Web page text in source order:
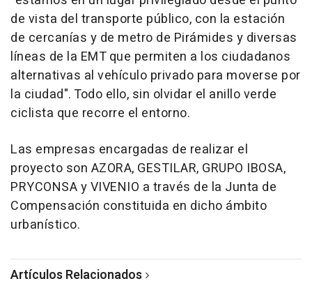
de vista del transporte público, con la estación
de cercanías y de metro de Pirámides y diversas
líneas de la EMT que permiten a los ciudadanos
alternativas al vehículo privado para moverse por
la ciudad". Todo ello, sin olvidar el anillo verde
ciclista que recorre el entorno.
Las empresas encargadas de realizar el
proyecto son AZORA, GESTILAR, GRUPO IBOSA,
PRYCONSA y VIVENIO a través de la Junta de
Compensación constituida en dicho ámbito
urbanístico.
Artículos Relacionados